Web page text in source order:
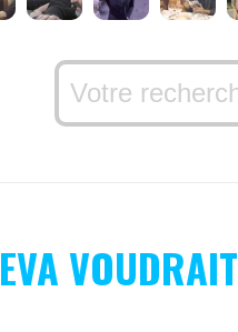
EVA VOUDRAIT